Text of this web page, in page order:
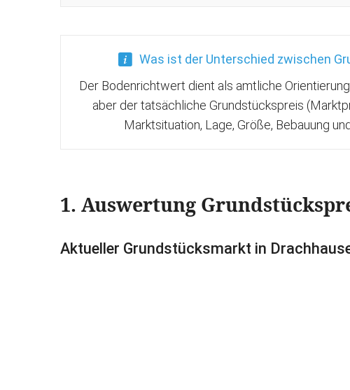
Was ist der Unterschied zwischen
Der Bodenrichtwert dient als amtliche
aber der tatsächliche Grundstückspreis
Marktsituation, Lage, Größe, Bebauung
1. Auswertung
Aktueller Grundstücksmarkt in